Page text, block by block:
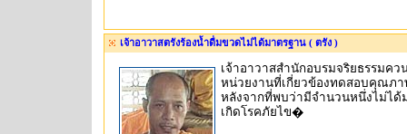
เจ้าอาวาสตรังร้องน้ำดื่มขวดไม่ได้มาตรฐาน ( ตรัง )
เจ้าอาวาสสำนักอบรมจริยธรรมคว
หน่วยงานที่เกี่ยวข้องทดสอบคุณภ
หลังจากที่พบว่ามีจำนวนหนึ่งไม่ได้
เกิดโรคภัยไข�